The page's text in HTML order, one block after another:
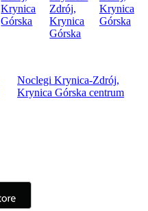
Krynica
Górska
Zdrój,
Krynica
Górska
Krynica
Górska
Noclegi Krynica-Zdrój,
Krynica Górska centrum